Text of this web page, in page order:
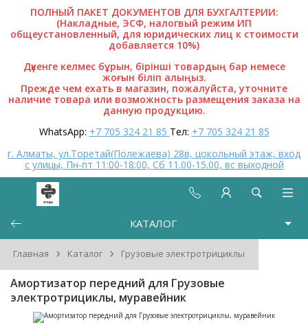
ПОЛНЫЙ ПАКЕТ ДОКУМЕНТОВ ДЛЯ БУХГАЛТЕРИИ:
(Накладные, ЭСФ, налогвый режим ИП
общеустановленный, для юридических лиц к стоимости
добавляется 10%)
Дүкенге келмес бұрын, бірінші товардың бар немесе
жоғын біліп алыңыз.
Прежде чем ехать в магазин, пожалуйста, уточните
наличие товара или возможность размещения заказа на
данную продукцию.
WhatsApp: +7 705 324 21 85 Тел: +7 705 324 21 85
г. Алматы, ул.Торетай(Полежаева) 28в, цокольный этаж, вход
с улицы, Пн-пт 11:00-18:00, Сб 11.00-15.00, вс выходной
КАТАЛОГ
Главная › Каталог › Грузовые электротрициклы
Амортизатор передний для Грузовые
электротрициклы, муравейник